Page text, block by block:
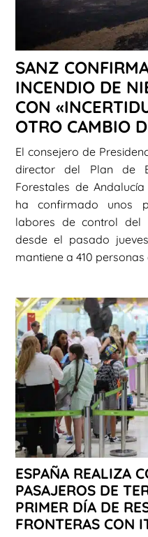
SANZ
INCENDIO DE
CON
OTRO CAMBIO
El consejero de
director del Plan de
Forestales de
ha confirmado unos
labores de control del
desde el pasado
mantiene a 410
ESPAÑA REALIZA
PASAJEROS DE
PRIMER DÍA DE
FRONTERAS CON